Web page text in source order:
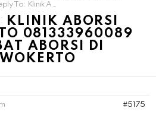
Klinik Aborsi Purwokerto 081333960089 Jual Obat Aborsi Di Purwokerto
KLINIK ABORSI
081333960089
ABORSI DI
#5175